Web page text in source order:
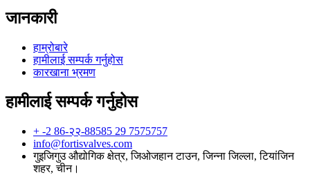
जानकारी
हाम्रोबारे
हामीलाई सम्पर्क गर्नुहोस
कारखाना भ्रमण
हामीलाई सम्पर्क गर्नुहोस
+ -2 86-२२-88585 29 7575757
info@fortisvalves.com
गुइजिगुउ औद्योगिक क्षेत्र, जिओजहान टाउन, जिन्ना जिल्ला, टियांजिन
शहर, चीन।